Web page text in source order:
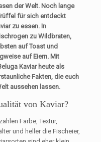
der Welt. Noch lange
für sich entdeckt
zu essen. In
zu Wildbraten,
auf Toast und
auf Eiern. Mit
Kaviar heute als
Fakten, die euch
aussehen lassen.
von Kaviar?
Farbe, Textur,
und heller die Fischeier,